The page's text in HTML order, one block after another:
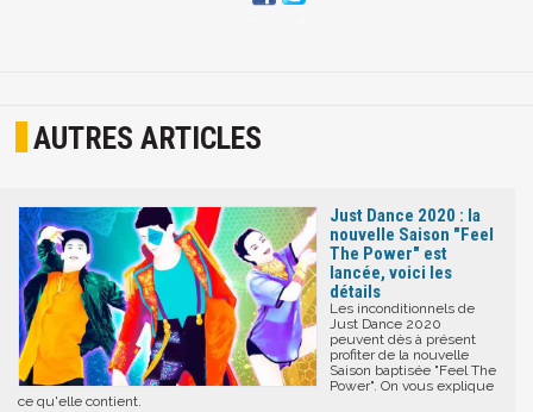
AUTRES ARTICLES
Just Dance 2020 : la
nouvelle Saison "Feel
The Power" est
lancée, voici les
détails
Les inconditionnels de
Just Dance 2020
peuvent dès à présent
profiter de la nouvelle
Saison baptisée "Feel The
Power". On vous explique
ce qu'elle contient.